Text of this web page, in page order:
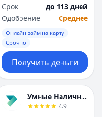
Срок
до 113 дней
Одобрение
Среднее
Онлайн займ на карту
Срочно
Получить деньги
Умные Наличные
4.9